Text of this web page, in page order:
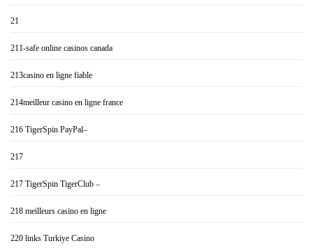
21
211-safe online casinos canada
213casino en ligne fiable
214meilleur casino en ligne france
216 TigerSpin PayPal–
217
217 TigerSpin TigerClub –
218 meilleurs casino en ligne
220 links Turkiye Casino